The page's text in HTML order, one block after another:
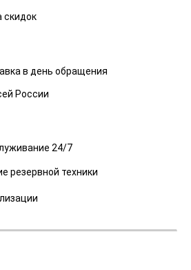
скидок
в день обращения
России
24/7
резервной техники